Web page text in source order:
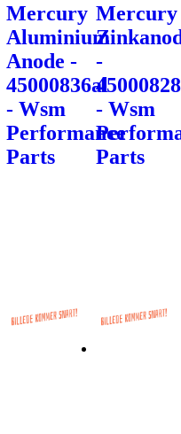
Mercury
Aluminium
Anode -
45000836al
- Wsm
Performance
Parts
Mercury
-
45000828
- Wsm
Parts